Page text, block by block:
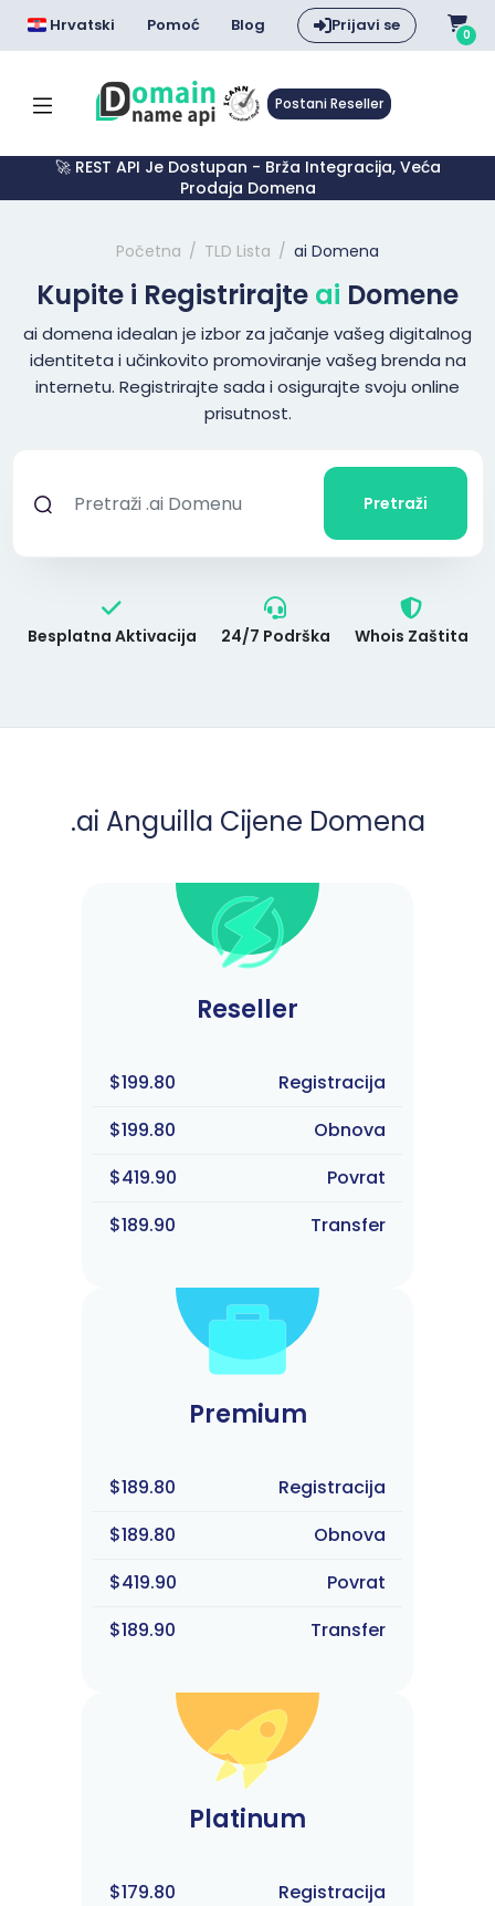
Hrvatski Pomoć Blog Prijavi se 0
Postani Reseller
🚀 REST API Je Dostupan - Brža Integracija, Veća
Prodaja Domena
Početna TLD Lista ai Domena
Kupite i Registrirajte ai Domene
ai domena idealan je izbor za jačanje vašeg digitalnog
identiteta i učinkovito promoviranje vašeg brenda na
internetu. Registrirajte sada i osigurajte svoju online
prisutnost.
Pretraži
Besplatna Aktivacija 24/7 Podrška Whois Zaštita
.ai Anguilla Cijene Domena
Reseller
$199.80
Registracija
$199.80
Obnova
$419.90
Povrat
$189.90
Transfer
Premium
$189.80
Registracija
$189.80
Obnova
$419.90
Povrat
$189.90
Transfer
Platinum
$179.80
Registracija